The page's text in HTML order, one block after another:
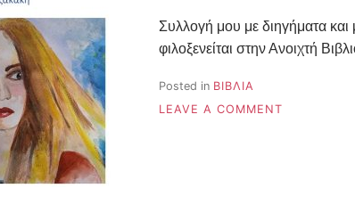
Συλλογή μου με διηγήματα και
φιλοξενείται στην Ανοιχτή
Posted in ΒΙΒΛΙΑ
LEAVE A COMMENT